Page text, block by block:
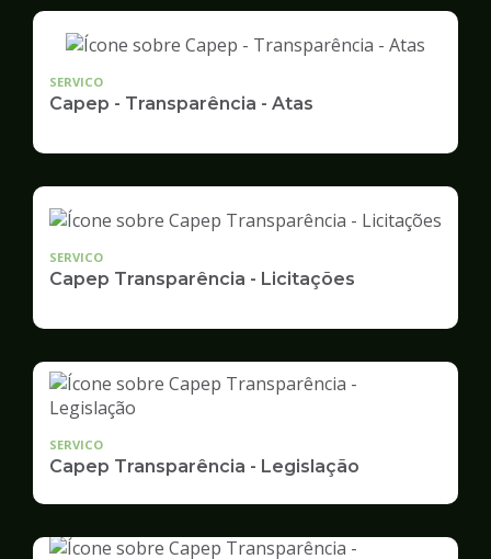
SERVICO
Capep - Transparência - Atas
SERVICO
Capep Transparência - Licitações
SERVICO
Capep Transparência - Legislação